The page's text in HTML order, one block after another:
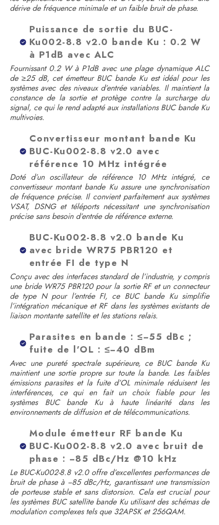
dérive de fréquence minimale et un faible bruit de phase.
Puissance de sortie du BUC-
Ku002-8.8 v2.0 bande Ku : 0.2 W
à P1dB avec ALC
Fournissant 0.2 W à P1dB avec une plage dynamique ALC
de ≥25 dB, cet émetteur BUC bande Ku est idéal pour les
systèmes avec des niveaux d’entrée variables. Il maintient la
constance de la sortie et protège contre la surcharge du
signal, ce qui le rend adapté aux installations BUC bande Ku
multivoies.
Convertisseur montant bande Ku
BUC-Ku002-8.8 v2.0 avec
référence 10 MHz intégrée
Doté d’un oscillateur de référence 10 MHz intégré, ce
convertisseur montant bande Ku assure une synchronisation
de fréquence précise. Il convient parfaitement aux systèmes
VSAT, DSNG et téléports nécessitant une synchronisation
précise sans besoin d’entrée de référence externe.
BUC-Ku002-8.8 v2.0 bande Ku
avec bride WR75 PBR120 et
entrée FI de type N
Conçu avec des interfaces standard de l’industrie, y compris
une bride WR75 PBR120 pour la sortie RF et un connecteur
de type N pour l’entrée FI, ce BUC bande Ku simplifie
l’intégration mécanique et RF dans les systèmes existants de
liaison montante satellite et les stations relais.
Parasites en bande : ≤−55 dBc ;
fuite de l’OL : ≤−40 dBm
Avec une pureté spectrale supérieure, ce BUC bande Ku
maintient une sortie propre sur toute la bande. Les faibles
émissions parasites et la fuite d’OL minimale réduisent les
interférences, ce qui en fait un choix fiable pour les
systèmes BUC bande Ku à haute linéarité dans les
environnements de diffusion et de télécommunications.
Module émetteur RF bande Ku
BUC-Ku002-8.8 v2.0 avec bruit de
phase : −85 dBc/Hz @10 kHz
Le BUC-Ku002-8.8 v2.0 offre d’excellentes performances de
bruit de phase à −85 dBc/Hz, garantissant une transmission
de porteuse stable et sans distorsion. Cela est crucial pour
les systèmes BUC satellite bande Ku utilisant des schémas de
modulation complexes tels que 32APSK et 256QAM.